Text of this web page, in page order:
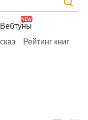
Вебтуны
Рейтинг книг